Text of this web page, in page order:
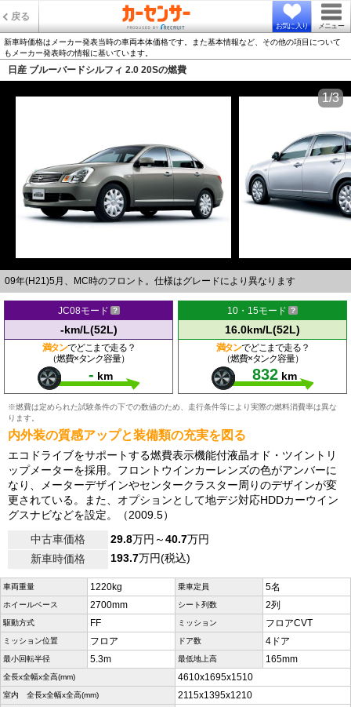
戻る
お気に入り メニュー
新車時価格はメーカー発表当時の車両本体価格です。また基本情報など、その他の項目について
もメーカー発表時の情報に基いています。
日産 ブルーバードシルフィ 2.0 20Sの燃費
09年(H21)5月、MC時のフロント。仕様はグレードにより異なります
1/3
JC08モード
-km/L(52L)
満タンでどこまで走る？
（燃費×タンク容量）
- km
10・15モード
16.0km/L(52L)
満タンでどこまで走る？
（燃費×タンク容量）
832 km
※燃費は定められた試験条件の下での数値のため、走行条件等により実際の燃料消費率は異な
ります。
内外装の質感アップと装備類の充実を図る
エコドライブをサポートする燃費表示機能付液晶オド・ツイントリ
ップメーターを採用。フロントウインカーレンズの色がアンバーに
なり、メーターデザインやセンタークラスター周りのデザインが変
更されている。また、オプションとして地デジ対応HDDカーウイン
グスナビなどを設定。（2009.5）
中古車価格
29.8万円～40.7万円
新車時価格
193.7万円(税込)
車両重量 1220kg 乗車定員 5名
ホイールベース 2700mm シート列数 2列
駆動方式 FF ミッション フロアCVT
ミッション位置 フロア ドア数 4ドア
最小回転半径 5.3m 最低地上高 165mm
全長x全幅x全高(mm) 4610x1695x1510
室内 全長x全幅x全高(mm) 2115x1395x1210